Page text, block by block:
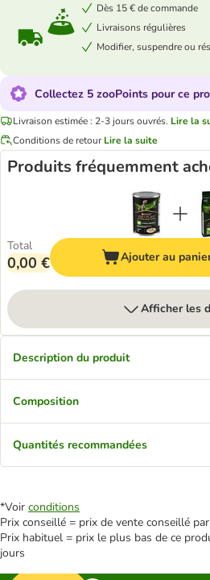
Dès 15 € de commande
Livraisons régulières
Modifier, suspendre ou
Collectez 5 zooPoints pour ce
Livraison estimée : 2-3 jours ouvrés. Lire la
Conditions de retour Lire la suite
Produits fréquemment
Total
0,00 € Ajouter au
Afficher les
Description du produit
Composition
Quantités recommandées
*Voir conditions
Prix conseillé = prix de vente conseillé
Prix habituel = prix le plus bas de ce
jours